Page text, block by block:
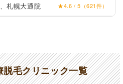
札幌大通院 ★4.6 / 5（621件）
脱毛クリニック一覧